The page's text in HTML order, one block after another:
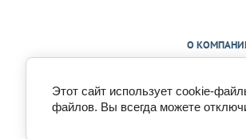
О
Copyright ©
Политика
Этот сайт использует cookie-
файлов. Вы всегда можете